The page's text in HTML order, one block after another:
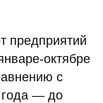
предприятий
октябре
с
года — до